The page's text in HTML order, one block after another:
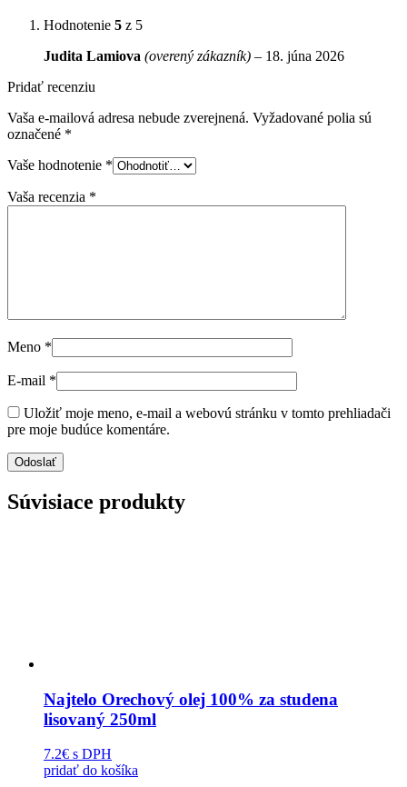
Hodnotenie 5 z 5
Judita Lamiova (overený zákazník) – 18. júna 2026
Pridať recenziu
Vaša e-mailová adresa nebude zverejnená. Vyžadované polia sú
označené *
Vaše hodnotenie *
Vaša recenzia *
Meno *
E-mail *
Uložiť moje meno, e-mail a webovú stránku v tomto prehliadači
pre moje budúce komentáre.
Súvisiace produkty
Najtelo Orechový olej 100% za studena
lisovaný 250ml
7.2€ s DPH
pridať do košíka